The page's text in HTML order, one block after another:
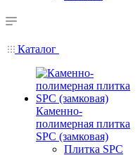
Каталог
Каменно-
полимерная плитка
SPC (замковая)
Плитка SPC